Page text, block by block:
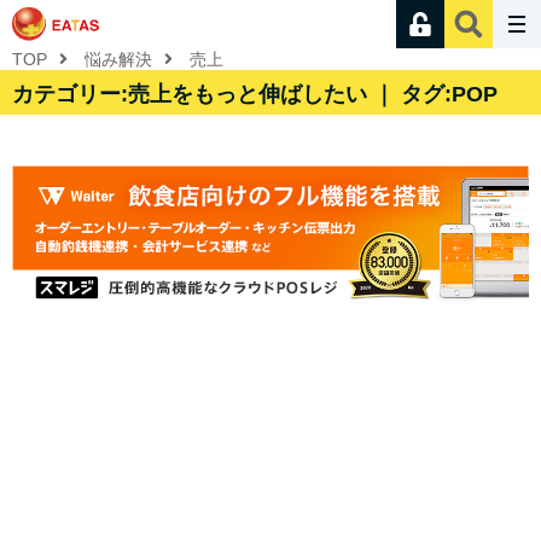
TOP 悩み解決 売上
カテゴリー:売上をもっと伸ばしたい ｜ タグ:POP